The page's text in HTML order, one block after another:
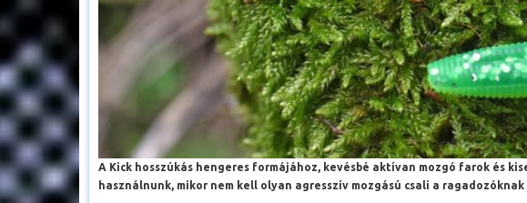
A Kick hosszúkás hengeres formájához, kevésbé aktívan mozgó farok és
használnunk, mikor nem kell olyan agresszív mozgású csali a ragadozóknak